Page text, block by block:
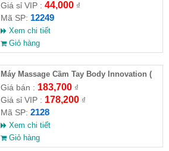
Giá sỉ VIP : 44,000₫
Mã SP: 12249
Xem chi tiết
Giỏ hàng
Máy Massage Cầm Tay Body Innovation (
HĐ )
Giá bán : 183,700₫
Giá sỉ VIP : 178,200₫
Mã SP: 2128
Xem chi tiết
Giỏ hàng